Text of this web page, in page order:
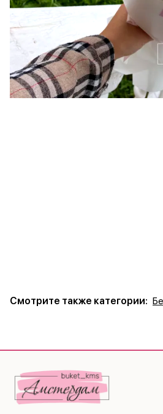
Смотрите также категории: